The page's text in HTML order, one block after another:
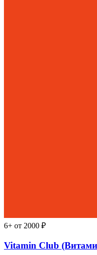
6+ от 2000 ₽
Vitamin Club